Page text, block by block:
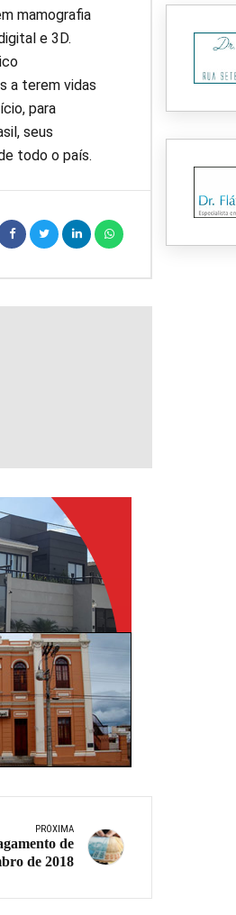
mamografia
e 3D.
a terem vidas
para
seus
todo o país.
PRÓXIMA
de
de 2018